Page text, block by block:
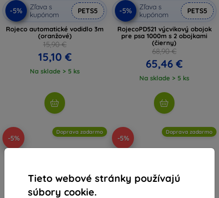
Tieto webové stránky používajú
súbory cookie.
-5%
Zľava s
kupónom
PETS5
Rojeco automatické vodidlo 3m
(oranžové)
15,90 €
15,10 €
Na sklade > 5 ks
-5%
Zľava s
kupónom
PETS5
RojecoPD521 výcvikový obojok
pre psa 1000m s 2 obojkami
(čierny)
68,90 €
65,46 €
Na sklade > 5 ks
-5%
Doprava zadarmo
-5%
Doprava zadarmo